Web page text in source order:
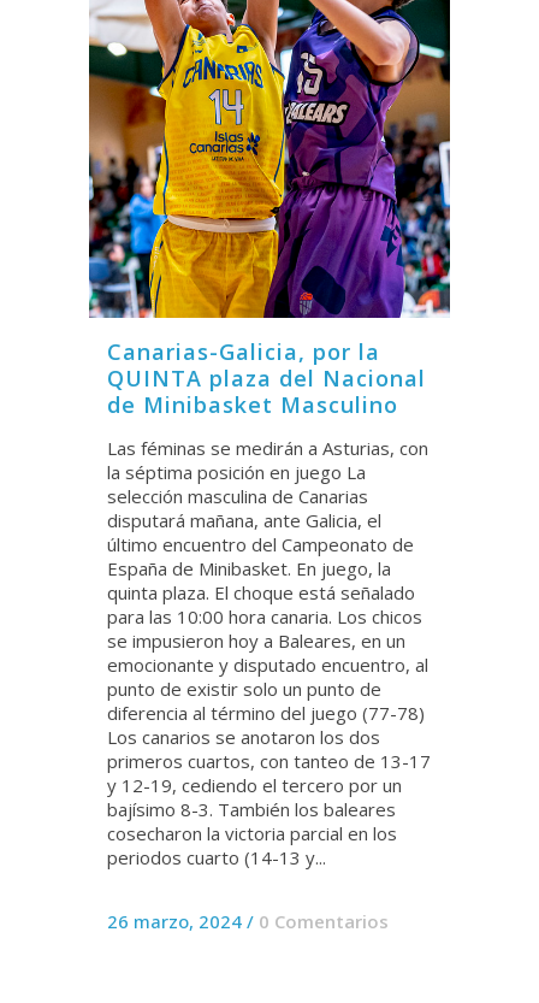
Canarias-Galicia, por la
QUINTA plaza del Nacional
de Minibasket Masculino
Las féminas se medirán a Asturias, con
la séptima posición en juego La
selección masculina de Canarias
disputará mañana, ante Galicia, el
último encuentro del Campeonato de
España de Minibasket. En juego, la
quinta plaza. El choque está señalado
para las 10:00 hora canaria. Los chicos
se impusieron hoy a Baleares, en un
emocionante y disputado encuentro, al
punto de existir solo un punto de
diferencia al término del juego (77-78)
Los canarios se anotaron los dos
primeros cuartos, con tanteo de 13-17
y 12-19, cediendo el tercero por un
bajísimo 8-3. También los baleares
cosecharon la victoria parcial en los
periodos cuarto (14-13 y...
26 marzo, 2024 / 0 Comentarios